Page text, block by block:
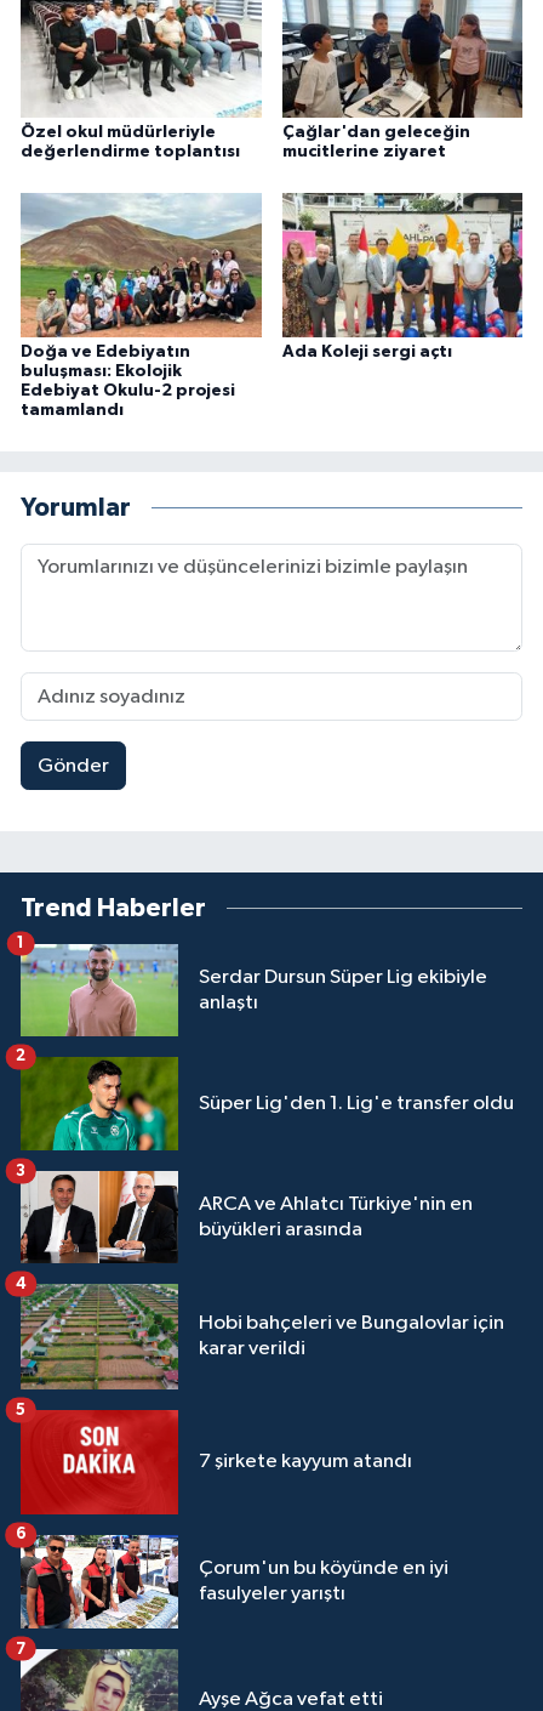
Özel okul müdürleriyle
değerlendirme toplantısı
Çağlar'dan geleceğin
mucitlerine ziyaret
Doğa ve Edebiyatın
buluşması: Ekolojik
Edebiyat Okulu-2 projesi
tamamlandı
Ada Koleji sergi açtı
Yorumlar
Gönder
Trend Haberler
Serdar Dursun Süper Lig ekibiyle
anlaştı
1
Süper Lig'den 1. Lig'e transfer oldu
2
ARCA ve Ahlatcı Türkiye'nin en
büyükleri arasında
3
Hobi bahçeleri ve Bungalovlar için
karar verildi
4
7 şirkete kayyum atandı
5
Çorum'un bu köyünde en iyi
fasulyeler yarıştı
6
Ayşe Ağca vefat etti
7